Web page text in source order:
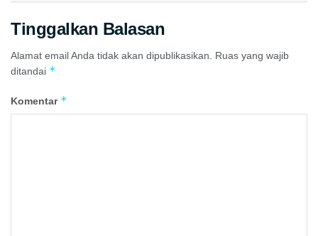
Tinggalkan Balasan
Alamat email Anda tidak akan dipublikasikan.
Ruas yang wajib
ditandai *
Komentar *